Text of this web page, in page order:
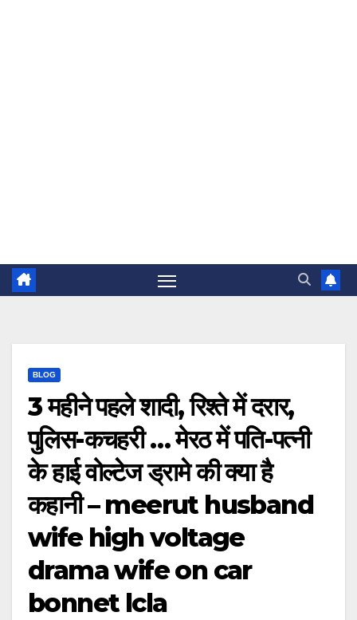
BLOG
3 महीने पहले शादी, रिश्ते में दरार,
पुलिस-कचहरी … मेरठ में पति-पत्नी
के हाई वोल्टेज ड्रामे की क्या है
कहानी – meerut husband
wife high voltage
drama wife on car
bonnet lcla